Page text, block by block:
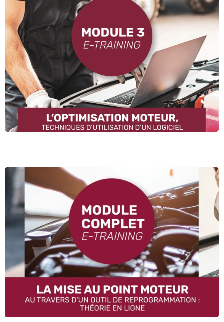
Découvrez
l’analyse de fichiers moteur,
les outils professionnels,
les méthodes d’optimisation,
les logiciels spécialisés.
Découvrir le module 3
Le parcours complet inclut
Les 3 modules,
Des exercices et évaluations,
Un accès plateforme 60 jours,
Le suivi pédagogique SPORT SYSTEM.
Découvrir le module complet